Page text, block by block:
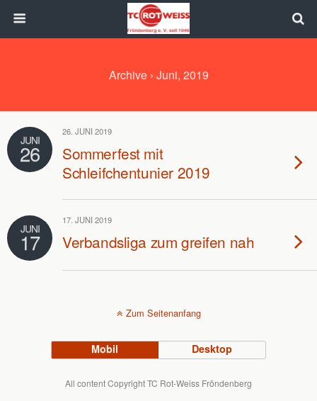
Archive › Juni, 2019
JUNI
26
26. JUNI 2019
Sommerfest mit
Schleifchentunier 2019
JUNI
17
17. JUNI 2019
Verbandsliga zum greifen nah
Zum Seitenanfang
Mobil Desktop
All content Copyright TC Rot-Weiss Fröndenberg